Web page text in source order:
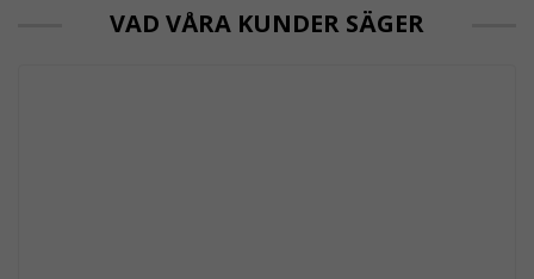
VAD VÅRA KUNDER SÄGER